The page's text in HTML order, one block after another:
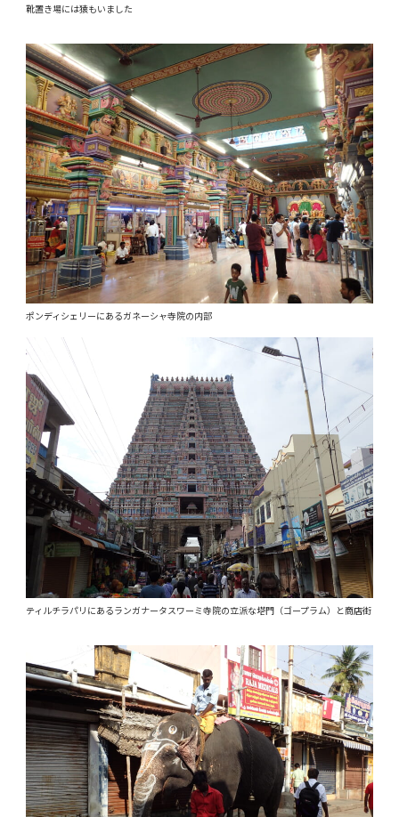
靴置き場には猿もいました
ポンディシェリーにあるガネーシャ寺院の内部
ティルチラパリにあるランガナータスワーミ寺院の立派な塔門（ゴープラム）と商店街